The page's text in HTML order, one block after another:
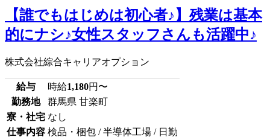
【誰でもはじめは初心者♪】残業は基本
的にナシ♪女性スタッフさんも活躍中♪
株式会社綜合キャリアオプション
給与 時給1,180円〜
勤務地
群馬県 甘楽町
寮・社宅 なし
仕事内容 検品・梱包 / 半導体工場 / 日勤